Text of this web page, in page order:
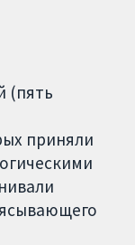
(пять
приняли